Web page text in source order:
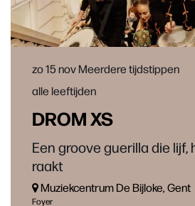
DROM XS
Een groove guerilla die lijf,
raakt
alle leeftijden
zo 15 novMeerdere tijdstippen
Muziekcentrum De Bijloke, Gent
Foyer